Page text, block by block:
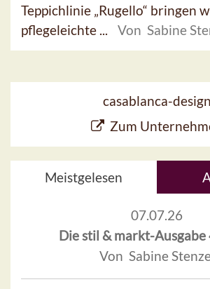
Teppichlinie „Rugello“ bringen
pflegeleichte ...
Von Sabine
casablanca-design
Zum
Meistgelesen
07.07.26
Die stil & markt-Ausgabe
Von Sabine